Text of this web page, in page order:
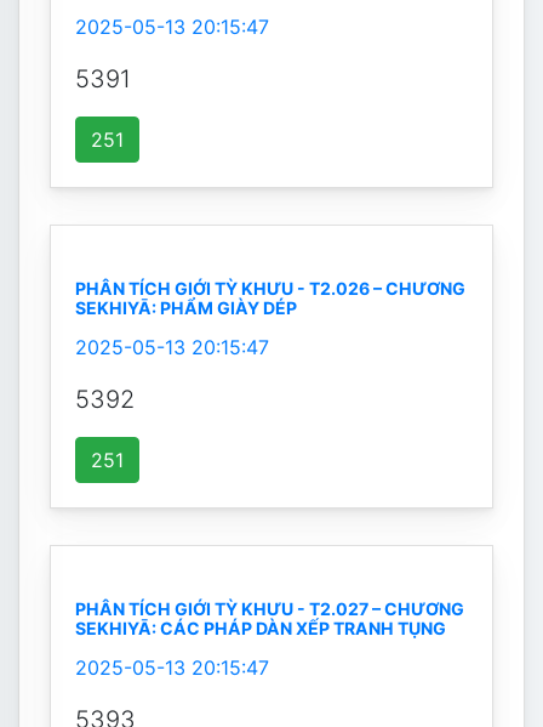
2025-05-13 20:15:47
5391
251
PHÂN TÍCH GIỚI TỲ KHƯU - T2.026 – CHƯƠNG
SEKHIYĀ: PHẨM GIÀY DÉP
2025-05-13 20:15:47
5392
251
PHÂN TÍCH GIỚI TỲ KHƯU - T2.027 – CHƯƠNG
SEKHIYĀ: CÁC PHÁP DÀN XẾP TRANH TỤNG
2025-05-13 20:15:47
5393